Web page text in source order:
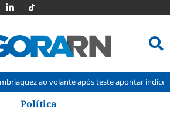
após teste apontar índice quase três
Política